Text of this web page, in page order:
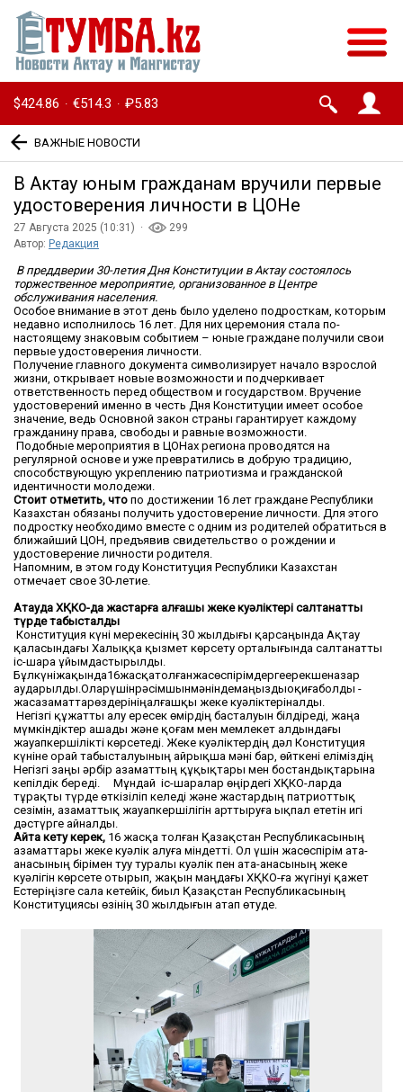
$424.86 · €514.3 · ₽5.83
ВАЖНЫЕ НОВОСТИ
В Актау юным гражданам вручили первые
удостоверения личности в ЦОНе
27 Августа 2025 (10:31) ·
299
Автор: Редакция
В преддверии 30-летия Дня Конституции в Актау состоялось
торжественное мероприятие, организованное в Центре
обслуживания населения.
Особое внимание в этот день было уделено подросткам, которым
недавно исполнилось 16 лет. Для них церемония стала по-
настоящему знаковым событием – юные граждане получили свои
первые удостоверения личности.
Получение главного документа символизирует начало взрослой
жизни, открывает новые возможности и подчеркивает
ответственность перед обществом и государством. Вручение
удостоверений именно в честь Дня Конституции имеет особое
значение, ведь Основной закон страны гарантирует каждому
гражданину права, свободы и равные возможности.
Подобные мероприятия в ЦОНах региона проводятся на
регулярной основе и уже превратились в добрую традицию,
способствующую укреплению патриотизма и гражданской
идентичности молодежи.
Стоит отметить, что по достижении 16 лет граждане Республики
Казахстан обязаны получить удостоверение личности. Для этого
подростку необходимо вместе с одним из родителей обратиться в
ближайший ЦОН, предъявив свидетельство о рождении и
удостоверение личности родителя.
Напомним, в этом году Конституция Республики Казахстан
отмечает свое 30-летие.
Ақтауда ХҚКО-да жастарға алғашқы жеке куәліктері салтанатты
түрде табысталды
Конституция күні мерекесінің 30 жылдығы қарсаңында Ақтау
қаласындағы Халыққа қызмет көрсету орталығында салтанатты
іс-шара ұйымдастырылды.
Бұлкүніжақында16жасқатолғанжасөспірімдергеерекшеназар
аударылды.Оларүшінрәсімшынмәніндемаңыздыоқиғаболды -
жасазаматтарөздерініңалғашқы жеке куәліктеріналды.
Негізгі құжатты алу ересек өмірдің басталуын білдіреді, жаңа
мүмкіндіктер ашады және қоғам мен мемлекет алдындағы
жауапкершілікті көрсетеді. Жеке куәліктердің дәл Конституция
күніне орай табысталуының айрықша мәні бар, өйткені еліміздің
Негізгі заңы әрбір азаматтың құқықтары мен бостандықтарына
кепілдік береді. Мұндай іс-шаралар өңірдегі ХҚКО-ларда
тұрақты түрде өткізіліп келеді және жастардың патриоттық
сезімін, азаматтық жауапкершілігін арттыруға ықпал ететін игі
дәстүрге айналды.
Айта кету керек, 16 жасқа толған Қазақстан Республикасының
азаматтары жеке куәлік алуға міндетті. Ол үшін жасөспірім ата-
анасының бірімен туу туралы куәлік пен ата-анасының жеке
куәлігін көрсете отырып, жақын маңдағы ХҚКО-ға жүгінуі қажет
Естеріңізге сала кетейік, биыл Қазақстан Республикасының
Конституциясы өзінің 30 жылдығын атап өтуде.